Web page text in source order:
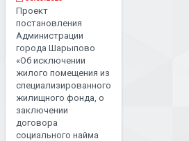
Проект
постановления
Администрации
города Шарыпово
«Об исключении
жилого помещения из
специализированного
жилищного фонда, о
заключении
договора
социального найма